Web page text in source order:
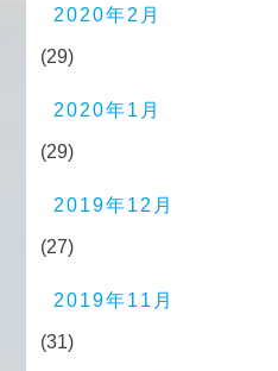
2020年2月
(29)
2020年1月
(29)
2019年12月
(27)
2019年11月
(31)